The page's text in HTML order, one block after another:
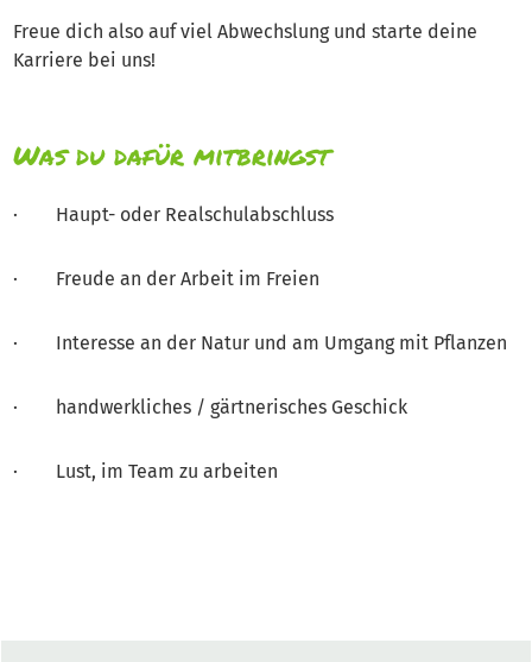
Freue dich also auf viel Abwechslung und starte deine
Karriere bei uns!
Was du dafür mitbringst
· Haupt- oder Realschulabschluss
· Freude an der Arbeit im Freien
· Interesse an der Natur und am Umgang mit Pflanzen
· handwerkliches / gärtnerisches Geschick
· Lust, im Team zu arbeiten